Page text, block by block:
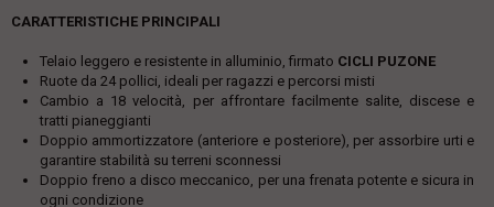
CARATTERISTICHE PRINCIPALI
Telaio leggero e resistente in alluminio, firmato CICLI PUZONE
Ruote da 24 pollici, ideali per ragazzi e percorsi misti
Cambio a 18 velocità, per affrontare facilmente salite, discese e
tratti pianeggianti
Doppio ammortizzatore (anteriore e posteriore), per assorbire urti e
garantire stabilità su terreni sconnessi
Doppio freno a disco meccanico, per una frenata potente e sicura in
ogni condizione